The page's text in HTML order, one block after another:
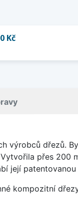
Kč
výrobců dřezů.
přes
její
kompozitní